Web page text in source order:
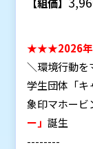
★★★2026年
＼環境行動を
学生団体「キ
象印マホービ
ー」誕生
--------